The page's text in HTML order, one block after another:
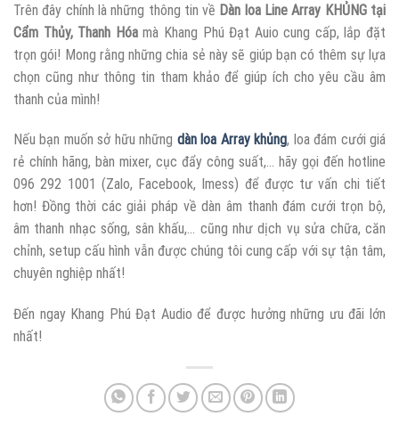
Trên đây chính là những thông tin về Dàn loa Line Array KHỦNG tại
Cẩm Thủy, Thanh Hóamà Khang Phú Đạt Auio cung cấp, lắp đặt
trọn gói! Mong rằng những chia sẻ này sẽ giúp bạn có thêm sự lựa
chọn cũng như thông tin tham khảo để giúp ích cho yêu cầu âm
thanh của mình!
Nếu bạn muốn sở hữu những dàn loa Array khủng, loa đám cưới giá
rẻ chính hãng, bàn mixer, cục đẩy công suất,… hãy gọi đến hotline
096 292 1001 (Zalo, Facebook, Imess) để được tư vấn chi tiết
hơn! Đồng thời các giải pháp về dàn âm thanh đám cưới trọn bộ,
âm thanh nhạc sống, sân khấu,… cũng như dịch vụ sửa chữa, căn
chỉnh, setup cấu hình vẫn được chúng tôi cung cấp với sự tận tâm,
chuyên nghiệp nhất!
Đến ngay Khang Phú Đạt Audio để được hưởng những ưu đãi lớn
nhất!